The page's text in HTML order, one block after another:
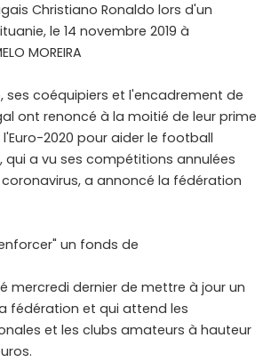
Christiano Ronaldo lors d'un
le 14 novembre 2019 à
MOREIRA
ses coéquipiers et l'encadrement de
ont renoncé à la moitié de leur prime
2020 pour aider le football
a vu ses compétitions annulées
a annoncé la fédération
un fonds de
mercredi dernier de mettre à jour un
fédération et qui attend les
et les clubs amateurs à hauteur